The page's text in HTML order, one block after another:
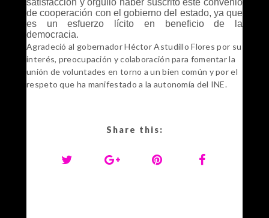
satisfacción y orgullo haber suscrito este convenio
de cooperación con el gobierno del estado, ya que
es un esfuerzo lícito en beneficio de la
democracia.
Agradeció al gobernador Héctor Astudillo Flores por su
interés, preocupación y colaboración para fomentar la
unión de voluntades en torno a un bien común y por el
respeto que ha manifestado a la autonomía del INE.
Share this: